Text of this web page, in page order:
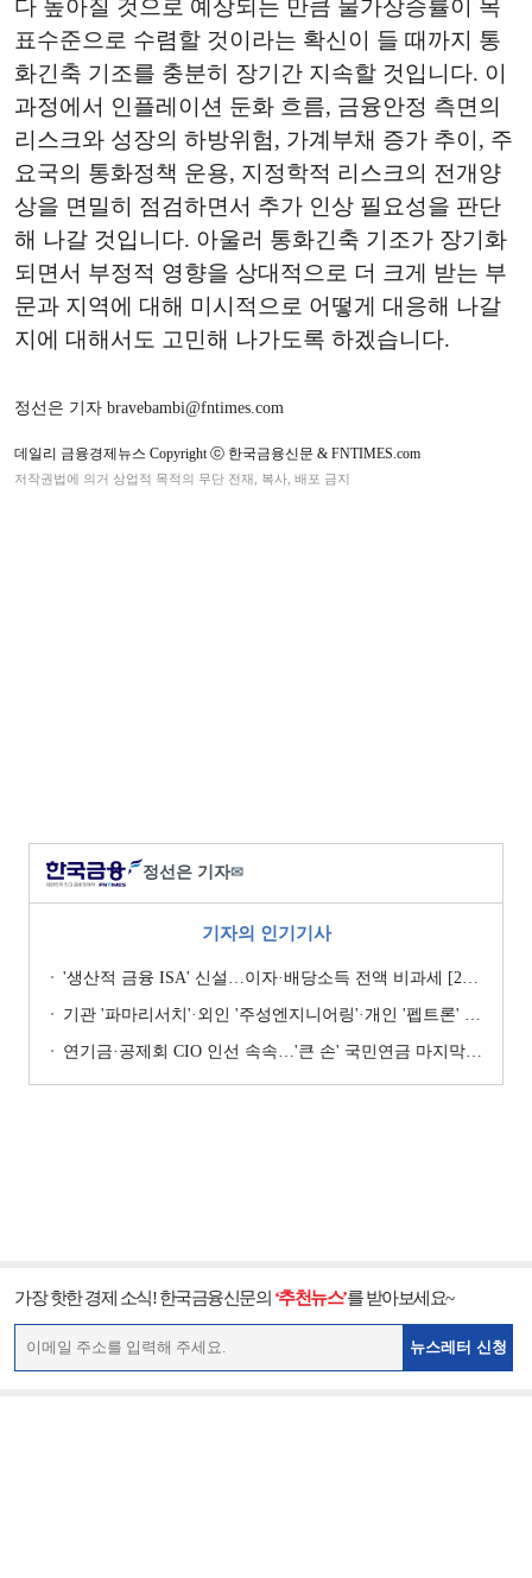
다 높아질 것으로 예상되는 만큼 물가상승률이 목
표수준으로 수렴할 것이라는 확신이 들 때까지 통
화긴축 기조를 충분히 장기간 지속할 것입니다. 이
과정에서 인플레이션 둔화 흐름, 금융안정 측면의
리스크와 성장의 하방위험, 가계부채 증가 추이, 주
요국의 통화정책 운용, 지정학적 리스크의 전개양
상을 면밀히 점검하면서 추가 인상 필요성을 판단
해 나갈 것입니다. 아울러 통화긴축 기조가 장기화
되면서 부정적 영향을 상대적으로 더 크게 받는 부
문과 지역에 대해 미시적으로 어떻게 대응해 나갈
지에 대해서도 고민해 나가도록 하겠습니다.
정선은 기자 bravebambi@fntimes.com
데일리 금융경제뉴스 Copyright ⓒ 한국금융신문 & FNTIMES.com
저작권법에 의거 상업적 목적의 무단 전재, 복사, 배포 금지
정선은 기자✉
기자의 인기기사
'생산적 금융 ISA' 신설…이자·배당소득 전액 비과세 [2026 세제개편안]
기관 '파마리서치'·외인 '주성엔지니어링'·개인 '펩트론' 1위 [주간 코스닥 순매수- 2026년 7월27일~7월31일]
연기금·공제회 CIO 인선 속속…'큰 손' 국민연금 마지막 타자
가장 핫한 경제 소식! 한국금융신문의 ‘추천뉴스’를 받아보세요~
뉴스레터 신청